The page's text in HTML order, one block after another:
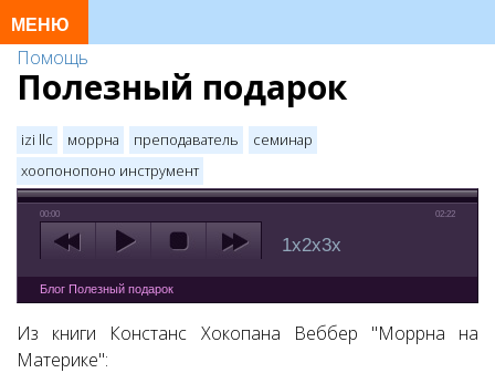
Помощь
Полезный подарок
izi llc моррна преподаватель
семинар
хоопонопоно инструмент
00:00 02:22
1x2x3x
Блог Полезный подарок
Из книги Констанс Хокопана Веббер "Моррна на
Материке":